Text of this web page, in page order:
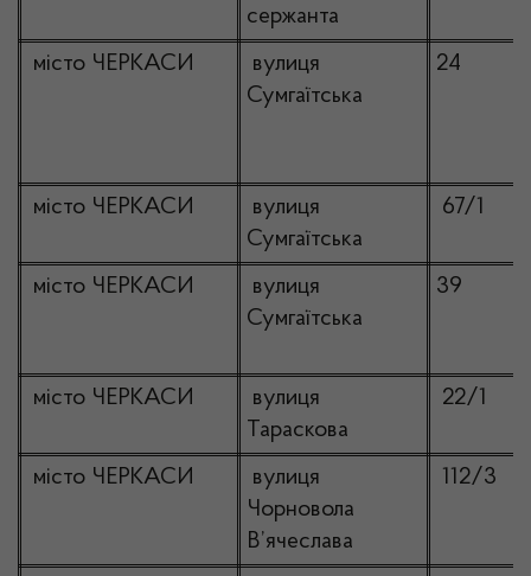
сержанта
місто ЧЕРКАСИ
вулиця
Сумгаїтська
24
місто ЧЕРКАСИ
вулиця
Сумгаїтська
67/1
місто ЧЕРКАСИ
вулиця
Сумгаїтська
39
місто ЧЕРКАСИ
вулиця
Тараскова
22/1
місто ЧЕРКАСИ
вулиця
Чорновола
В’ячеслава
112/3